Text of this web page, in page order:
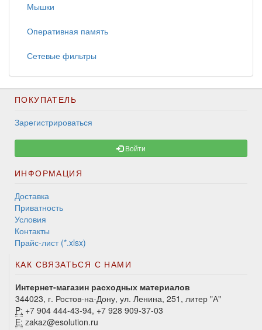
Мышки
Оперативная память
Сетевые фильтры
ПОКУПАТЕЛЬ
Зарегистрироваться
Войти
ИНФОРМАЦИЯ
Доставка
Приватность
Условия
Контакты
Прайс-лист (*.xlsx)
КАК СВЯЗАТЬСЯ С НАМИ
Интернет-магазин расходных материалов
344023, г. Ростов-на-Дону, ул. Ленина, 251, литер "А"
P: +7 904 444-43-94, +7 928 909-37-03
E: zakaz@esolution.ru